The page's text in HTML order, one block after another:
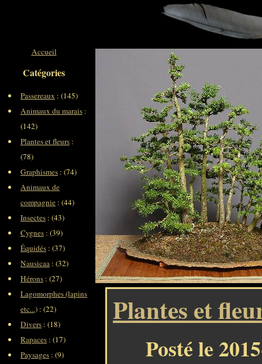
Plantes et
Posté le
Accueil
Catégories
Passereaux : (145)
Animaux du marais :
(142)
Plantes et fleurs :
(78)
Graphismes : (74)
Animaux de
compagnie : (44)
Insectes : (43)
Cygnes : (39)
Équidés : (37)
Nausicaa : (32)
Hérons : (27)
Lagomorphes (lapins
etc...) : (22)
Divers : (18)
Rapaces : (17)
Paysages : (9)